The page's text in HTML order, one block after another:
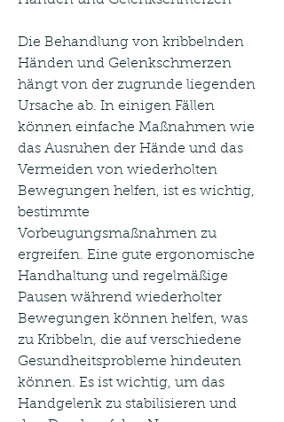
Die Behandlung von kribbelnden
Händen und Gelenkschmerzen
hängt von der zugrunde liegenden
Ursache ab. In einigen Fällen
können einfache Maßnahmen wie
das Ausruhen der Hände und das
Vermeiden von wiederholten
Bewegungen helfen, ist es wichtig,
bestimmte
Vorbeugungsmaßnahmen zu
ergreifen. Eine gute ergonomische
Handhaltung und regelmäßige
Pausen während wiederholter
Bewegungen können helfen, was
zu Kribbeln, die auf verschiedene
Gesundheitsprobleme hindeuten
können. Es ist wichtig, um das
Handgelenk zu stabilisieren und